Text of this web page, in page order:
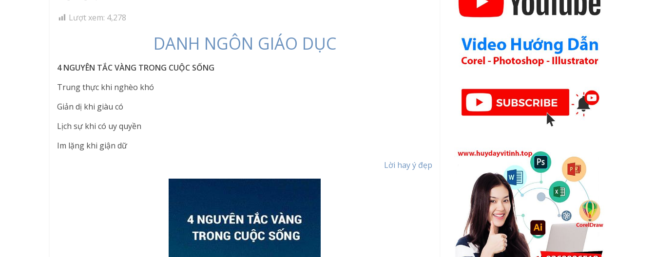
Lượt xem: 4,278
DANH NGÔN GIÁO DỤC
4 NGUYÊN TẮC VÀNG TRONG CUỘC SỐNG
Trung thực khi nghèo khó
Giản dị khi giàu có
Lịch sự khi có uy quyền
Im lặng khi giận dữ
Lời hay ý đẹp